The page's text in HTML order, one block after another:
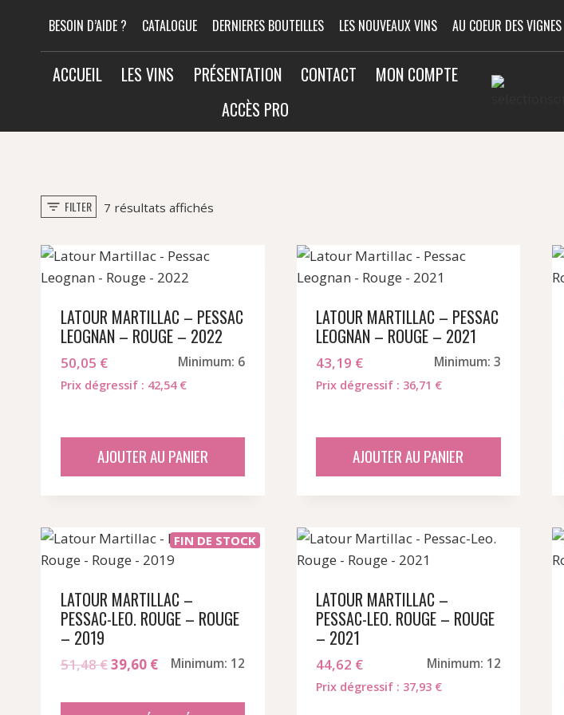
contenu
BESOIN D’AIDE ? CATALOGUE DERNIERES BOUTEILLES LES NOUVEAUX VINS AU COEUR DES VIGNES
ACCUEIL LES VINS PRÉSENTATION CONTACT
MON COMPTE
ACCÈS PRO
FILTER 7 résultats affichésTrié
LATOUR MARTILLAC – PESSAC
LEOGNAN – ROUGE – 2022
50,05 € Minimum: 6
Prix dégressif : 42,54 €
AJOUTER AU PANIER
LATOUR MARTILLAC – PESSAC
LEOGNAN – ROUGE – 2021
43,19 € Minimum: 3
Prix dégressif : 36,71 €
AJOUTER AU PANIER
FIN DE STOCK
LATOUR MARTILLAC –
PESSAC-LEO. ROUGE – ROUGE
– 2019
51,48€Le
initial
39,60 €Le
actuel
Minimum: 12
LATOUR MARTILLAC –
PESSAC-LEO. ROUGE – ROUGE
– 2021
44,62 € Minimum: 12
Prix dégressif : 37,93 €